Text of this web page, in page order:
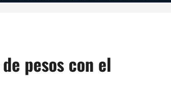
pesos con el